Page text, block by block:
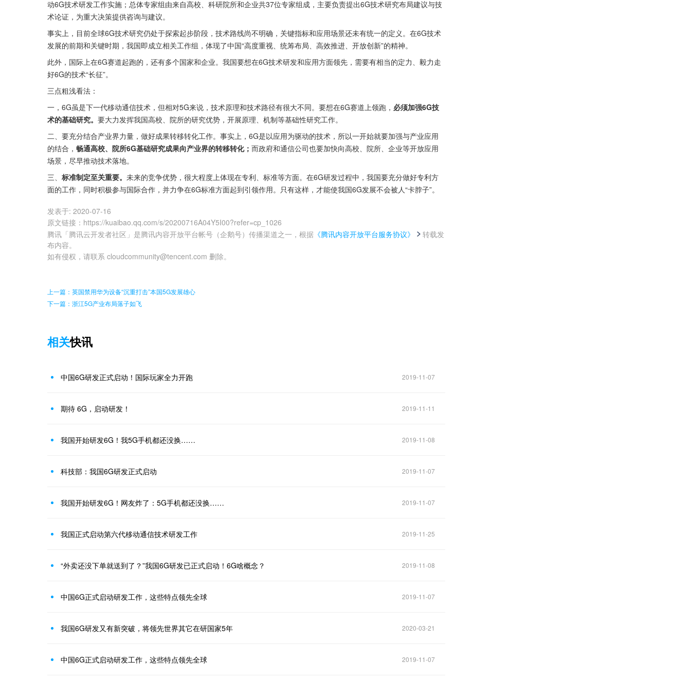
动6G技术研发工作实施；总体专家组由来自高校、科研院所和企业共37位专家组成，主要负责提出6G技术研究布局建议与技
术论证，为重大决策提供咨询与建议。
事实上，目前全球6G技术研究仍处于探索起步阶段，技术路线尚不明确，关键指标和应用场景还未有统一的定义。在6G技术
发展的前期和关键时期，我国即成立相关工作组，体现了中国“高度重视、统筹布局、高效推进、开放创新”的精神。
此外，国际上在6G赛道起跑的，还有多个国家和企业。我国要想在6G技术研发和应用方面领先，需要有相当的定力、毅力走
好6G的技术“长征”。
三点粗浅看法：
一，6G虽是下一代移动通信技术，但相对5G来说，技术原理和技术路径有很大不同。要想在6G赛道上领跑， 必须加强6G技
术的基础研究。 要大力发挥我国高校、院所的研究优势，开展原理、机制等基础性研究工作。
二、要充分结合产业界力量，做好成果转移转化工作。事实上，6G是以应用为驱动的技术，所以一开始就要加强与产业应用
的结合， 畅通高校、院所6G基础研究成果向产业界的转移转化； 而政府和通信公司也要加快向高校、院所、企业等开放应用
场景，尽早推动技术落地。
三、 标准制定至关重要。 未来的竞争优势，很大程度上体现在专利、标准等方面。在6G研发过程中，我国要充分做好专利方
面的工作，同时积极参与国际合作，并力争在6G标准方面起到引领作用。只有这样，才能使我国6G发展不会被人“卡脖子”。
发表于: 2020-07-16
原文链接 ： https://kuaibao.qq.com/s/20200716A04Y5I00?refer=cp_1026
腾讯「腾讯云开发者社区」是腾讯内容开放平台帐号（企鹅号）传播渠道之一，根据 《腾讯内容开放平台服务协议》
转载发
布内容。
如有侵权，请联系 cloudcommunity@tencent.com 删除。
上一篇：英国禁用华为设备“沉重打击”本国5G发展雄心
下一篇：浙江5G产业布局落子如飞
相关快讯
中国6G研发正式启动！国际玩家全力开跑 2019-11-07
期待 6G，启动研发！ 2019-11-11
我国开始研发6G！我5G手机都还没换…… 2019-11-08
科技部：我国6G研发正式启动 2019-11-07
我国开始研发6G！网友炸了：5G手机都还没换…… 2019-11-07
我国正式启动第六代移动通信技术研发工作 2019-11-25
“外卖还没下单就送到了？”我国6G研发已正式启动！6G啥概念？ 2019-11-08
中国6G正式启动研发工作，这些特点领先全球 2019-11-07
我国6G研发又有新突破，将领先世界其它在研国家5年 2020-03-21
中国6G正式启动研发工作，这些特点领先全球 2019-11-07